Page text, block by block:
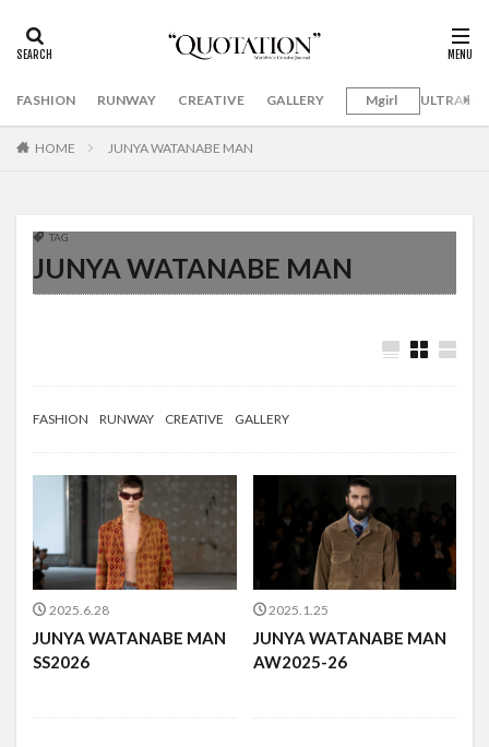
FASHION RUNWAY CREATIVE GALLERY Mgirl
HOME JUNYA WATANABE MAN
TAG
JUNYA WATANABE MAN
FASHION RUNWAY CREATIVE GALLERY
2025.6.28
JUNYA WATANABE MAN
SS2026
2025.1.25
JUNYA WATANABE MAN
AW2025-26